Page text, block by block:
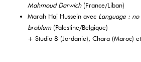
Mahmoud Darwich(France/Liban)
Marah Haj Hussein avec Language : no
broblem(Palestine/Belgique)
+ Studio 8 (Jordanie), Chara (Maroc)